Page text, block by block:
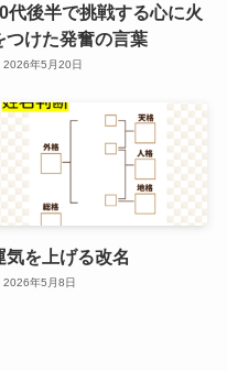
代後半で挑戦する心に火
つけた発奮の言葉
2026年5月20日
気を上げる改名
2026年5月8日